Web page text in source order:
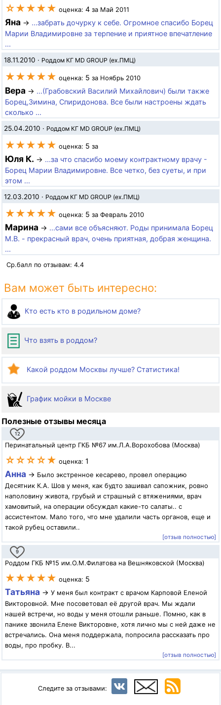
☆★★★★ оценка: 4 за Май 2011
Яна → ...забрать дочурку к себе. Огромное спасибо Борец
Марии Владимировне за терпение и приятное впечатление
...
18.11.2010 · Роддом КГ MD GROUP (ex.ПМЦ)
★★★★★ оценка: 5 за Ноябрь 2010
Вера → ...(Грабовский Василий Михайлович) были также
Борец,Зимина, Спиридонова. Все были настроены ждать
сколько ...
25.04.2010 · Роддом КГ MD GROUP (ex.ПМЦ)
★★★★★ оценка: 5 за
Юля К. → ...за что спасибо моему контрактному врачу -
Борец Марии Владимировне. Все четко, без суеты, и при
этом ...
12.03.2010 · Роддом КГ MD GROUP (ex.ПМЦ)
★★★★★ оценка: 5 за Февраль 2010
Марина → ...сами все объясняют. Роды принимала Борец
М.В. - прекрасный врач, очень приятная, добрая женщина.
...
Ср.балл по отзывам: 4.4
Вам может быть интересно:
Кто есть кто в родильном доме?
Что взять в роддом?
Какой роддом Москвы лучше? Статистика!
График мойки в Москве
Полезные отзывы месяца
12
Перинатальный центр ГКБ №67 им.Л.А.Ворохобова (Москва)
☆☆☆☆★ оценка: 1
Анна → Было экстренное кесарево, провел операцию
Десятник К.А. Шов у меня, как будто зашивал сапожник, ровно
наполовину живота, грубый и страшный с втяжениями, врач
хамовитый, на операции обсуждал какие-то салаты.. с
ассистентом. Мало того, что мне удалили часть органов, еще и
такой рубец оставили..
[отзыв полностью]
9
Роддом ГКБ №15 им.О.М.Филатова на Вешняковской (Москва)
★★★★★ оценка: 5
Татьяна → У меня был контракт с врачом Карповой Еленой
Викторовной. Мне посоветовал её другой врач. Мы ждали
нашей встречи, но воды у меня отошли раньше. Помню, как в
панике звонила Елене Викторовне, хотя лично мы с ней даже не
встречались. Она меня поддержала, попросила рассказать про
воды, про пробку. В...
[отзыв полностью]
Следите за отзывами: